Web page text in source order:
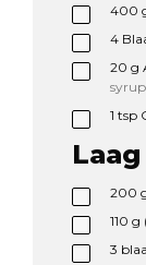
400
4
20 g
1 tsp
Laag
200
110 g
3